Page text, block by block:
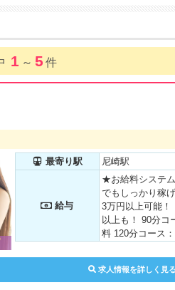
1 ～ 5 件
最寄り駅 尼崎駅
給与
★お給料システ
でもしっかり稼
3万円以上可能！
以上も！ 90分コ
料 120分コース
でも報酬が下が
経験がある方は
求人情報を詳しく見る